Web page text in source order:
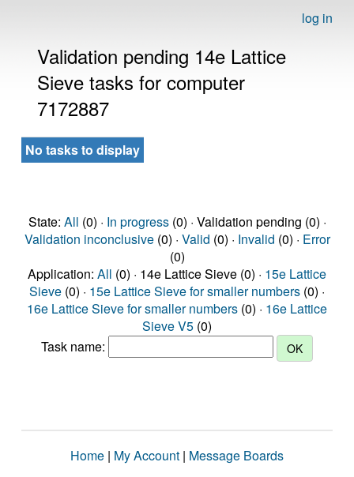
log in
Validation pending 14e Lattice
Sieve tasks for computer
7172887
No tasks to display
State: All (0) · In progress(0) · Validation pending (0) ·
Validation inconclusive(0) · Valid (0) · Invalid (0) · Error
(0)
Application: All (0) · 14e Lattice Sieve (0) · 15e Lattice
Sieve (0) · 15e Lattice Sieve for smaller numbers (0) ·
16e Lattice Sieve for smaller numbers (0) · 16e Lattice
Sieve V5 (0)
Task name:
Home | My Account | Message Boards